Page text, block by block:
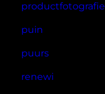
productfotografie
puin
puurs
renewi